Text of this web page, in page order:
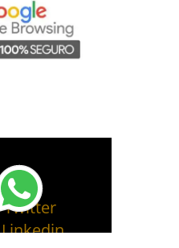
Twitter
Linkedin